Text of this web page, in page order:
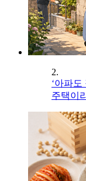
2.
‘아파
주택이